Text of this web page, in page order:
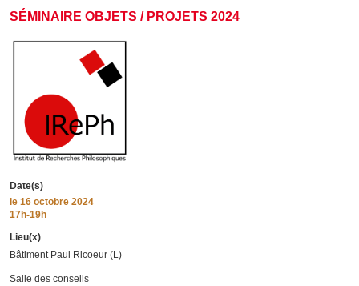
SÉMINAIRE OBJETS / PROJETS 2024
Date(s)
le 16 octobre 2024
17h-19h
Lieu(x)
Bâtiment Paul Ricoeur (L)
Salle des conseils